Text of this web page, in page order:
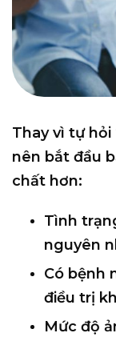
Thay vì tự
nên bắt đầu
chất hơn:
Tình
nguyên
Có bệnh
điều trị
Mức độ